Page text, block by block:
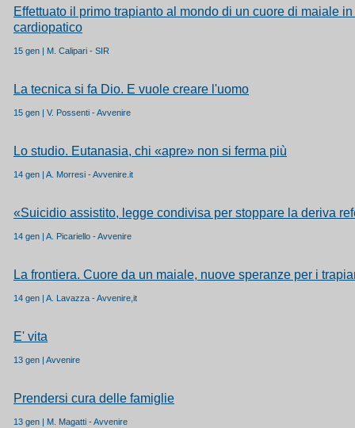
Effettuato il primo trapianto al mondo di un cuore di maiale
cardiopatico
15 gen | M. Calipari - SIR
La tecnica si fa Dio. E vuole creare l'uomo
15 gen | V. Possenti - Avvenire
Lo studio. Eutanasia, chi «apre» non si ferma più
14 gen | A. Morresi - Avvenire.it
«Suicidio assistito, legge condivisa per stoppare la deriva
14 gen | A. Picariello - Avvenire
La frontiera. Cuore da un maiale, nuove speranze per i
14 gen | A. Lavazza - Avvenire,it
E' vita
13 gen | Avvenire
Prendersi cura delle famiglie
13 gen | M. Magatti - Avvenire